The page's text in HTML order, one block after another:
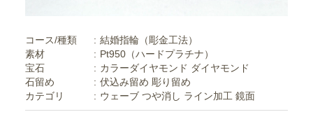
コース/種類
結婚指輪（彫金工法）
素材
Pt950（ハードプラチナ）
宝石
カラーダイヤモンド ダイヤモンド
石留め
伏込み留め 彫り留め
カテゴリ
ウェーブつや消し ライン加工鏡面